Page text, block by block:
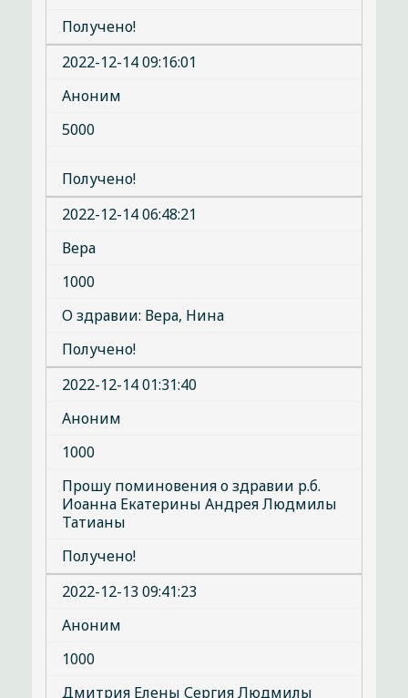
Получено!
2022-12-14 09:16:01
Аноним
5000
Получено!
2022-12-14 06:48:21
Вера
1000
О здравии: Вера, Нина
Получено!
2022-12-14 01:31:40
Аноним
1000
Прошу поминовения о здравии р.б.
Иоанна Екатерины Андрея Людмилы
Татианы
Получено!
2022-12-13 09:41:23
Аноним
1000
Дмитрия Елены Сергия Людмилы